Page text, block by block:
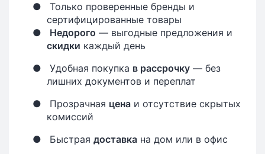
●
Только проверенные бренды и
сертифицированные товары
●
Недорого — выгодные предложения и
скидки каждый день
●
Удобная покупка в рассрочку — без
лишних документов и переплат
●
Прозрачная цена и отсутствие скрытых
комиссий
●
Быстрая доставка на дом или в офис